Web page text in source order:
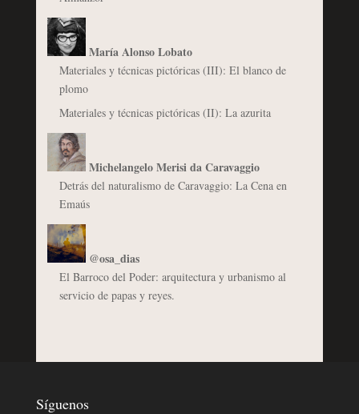
María Alonso Lobato
Materiales y técnicas pictóricas (III): El blanco de
plomo
Materiales y técnicas pictóricas (II): La azurita
Michelangelo Merisi da Caravaggio
Detrás del naturalismo de Caravaggio: La Cena en
Emaús
@osa_dias
El Barroco del Poder: arquitectura y urbanismo al
servicio de papas y reyes.
Síguenos